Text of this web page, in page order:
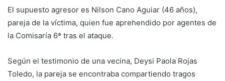
El supuesto agresor es Nilson Cano Aguiar (46 años),
pareja de la víctima, quien fue aprehendido por agentes de
la Comisaría 6ª tras el ataque.
Según el testimonio de una vecina, Deysi Paola Rojas
Toledo, la pareja se encontraba compartiendo tragos